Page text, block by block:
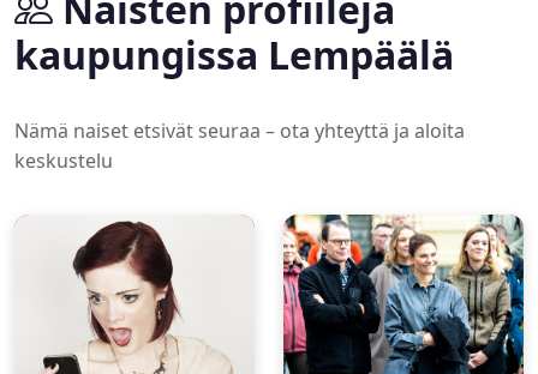
kaupungissa Lempäälä
Nämä naiset etsivät seuraa – ota yhteyttä ja aloita
keskustelu